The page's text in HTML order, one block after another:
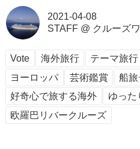
2021-04-08
STAFF@ クルーズ
Vote 海外旅行 テーマ旅行
ヨーロッパ
芸術鑑賞
船
好奇心で旅する海外
ゆった
欧羅巴リバークルーズ